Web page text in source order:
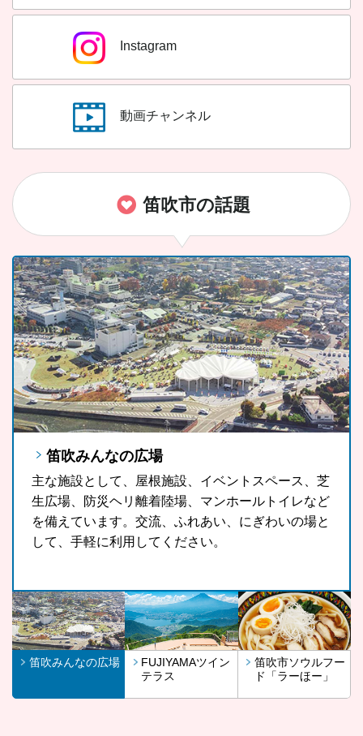
Instagram
動画チャンネル
笛吹市の話題
笛吹みんなの広場
主な施設として、屋根施設、イベントスペース、芝
生広場、防災ヘリ離着陸場、マンホールトイレなど
を備えています。交流、ふれあい、にぎわいの場と
して、手軽に利用してください。
FUJIYAMAツインテラス
FUJIYAMAツインテラスは、河口湖や山中湖、世界
文化遺産に登録されている富士山が一望できる眺望
スポットです。
笛吹市ソウルフード「ラーほー」
山梨県の郷土料理である「ほうとう」をもっと気軽
に、もっと多くの観光客の皆さんに、また地域の皆
さんに召し上がっていただきたいという思いから開
発したラーほー。お気に入りの1杯を見つけてみま
笛吹みんなの広場
FUJIYAMAツイン
テラス
笛吹市ソウルフー
ド「ラーほー」